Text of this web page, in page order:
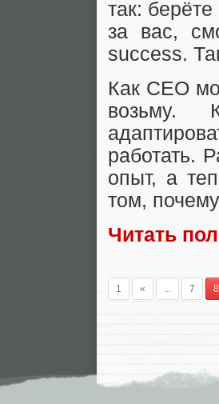
так:
за вас,
success.
Как CEO
возьму.
работать.
опыт, а
том,
Читать
1 « 7 8